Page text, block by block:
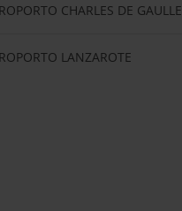
CHARLES DE GAULLE
LANZAROTE